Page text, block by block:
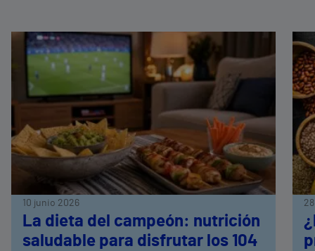
10 junio 2026
La dieta del campeón: nutrición
saludable para disfrutar los 104